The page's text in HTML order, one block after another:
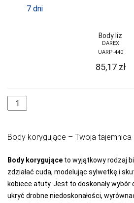
7 dni
Body liz
DAREX
UARP-440
85,17 zł
Body korygujące – Twoja
Body korygujące to wyjątkowy rodzaj
zdziałać cuda, modelując sylwetkę i
kobiece atuty. Jest to doskonały wybór
ukryć drobne niedoskonałości,